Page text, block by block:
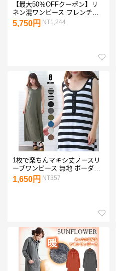
【最大50％OFFクーポン】リ
ネン混ワンピース フレンチス
リーブ ウエストゴム 綿麻 リネ
ン混 ワンピース ロング マキ
5,750円 NT1,244
1枚で楽ちんマキシ丈ノースリ
ーブワンピース 無地 ボーダー
M L XL タンクワンピ リラック
スウエア レディース 送料無料
1,650円 NT357